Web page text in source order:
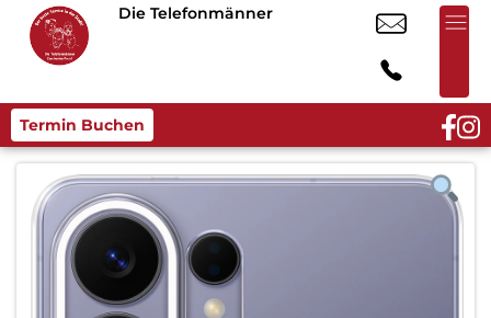
Die Telefonmänner
Termin Buchen